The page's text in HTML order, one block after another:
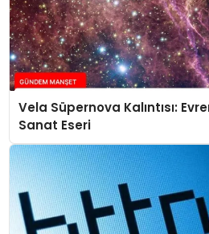
Vela Süpernova Kalıntısı:
Sanat Eseri